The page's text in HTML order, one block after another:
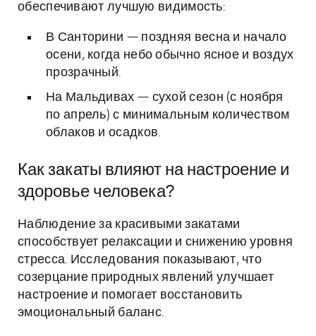
обеспечивают лучшую видимость:
В Санторини — поздняя весна и начало
осени, когда небо обычно ясное и воздух
прозрачный.
На Мальдивах — сухой сезон (с ноября
по апрель) с минимальным количеством
облаков и осадков.
Как закаты влияют на настроение и
здоровье человека?
Наблюдение за красивыми закатами
способствует релаксации и снижению уровня
стресса. Исследования показывают, что
созерцание природных явлений улучшает
настроение и помогает восстановить
эмоциональный баланс.